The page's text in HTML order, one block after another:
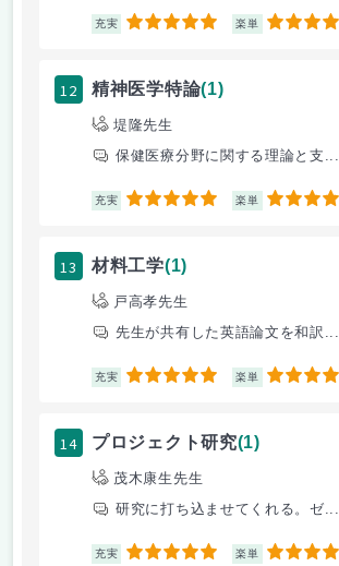
充実 5 楽単 5
12 精神医学特論(1)
堤隆先生
保健医療分野に関する理論と支...
充実 5 楽単 4
13 材料工学(1)
戸高孝先生
先生が共有した英語論文を和訳...
充実 5 楽単 5
14 プロジェクト研究(1)
茂木康生先生
研究に打ち込ませてくれる。ゼ...
充実 5 楽単 5